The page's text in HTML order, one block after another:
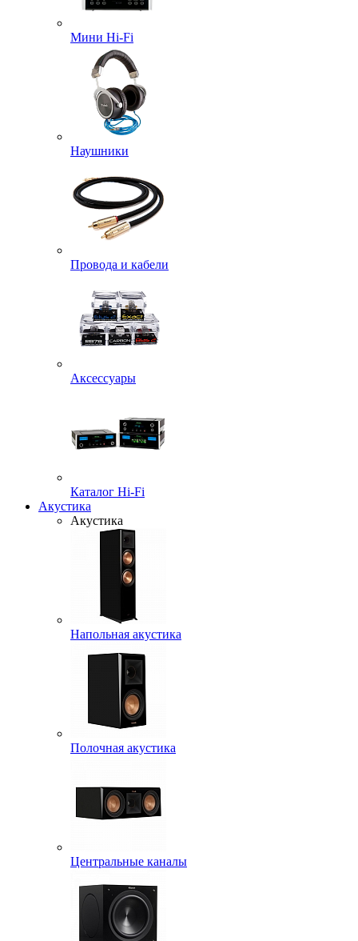
Мини Hi-Fi
Наушники
Провода и кабели
Аксессуары
Каталог Hi-Fi
Акустика
Акустика
Напольная акустика
Полочная акустика
Центральные каналы